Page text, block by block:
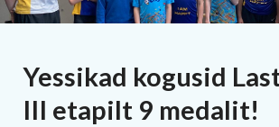
Yessikad kogusid
III etapilt 9 medalit!